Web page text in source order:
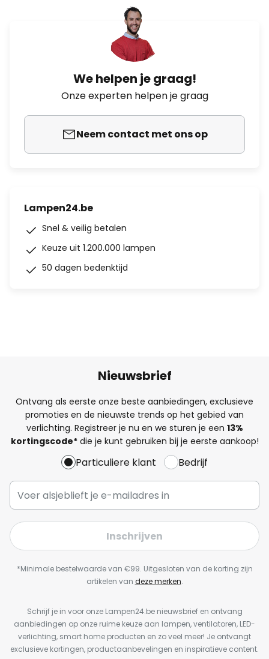
We helpen je graag!
Onze experten helpen je graag
Neem contact met ons op
Lampen24.be
Snel & veilig betalen
Keuze uit 1.200.000 lampen
50 dagen bedenktijd
Nieuwsbrief
Ontvang als eerste onze beste aanbiedingen, exclusieve
promoties en de nieuwste trends op het gebied van
verlichting. Registreer je nu en we sturen je een 13%
kortingscode*die je kunt gebruiken bij je eerste aankoop!
Particuliere klant Bedrijf
Inschrijven
*Minimale bestelwaarde van €99. Uitgesloten van de korting zijn
artikelen van deze merken.
Schrijf je in voor onze Lampen24.be nieuwsbrief en ontvang
aanbiedingen op onze ruime keuze aan lampen, ventilatoren, LED-
verlichting, smart home producten en zo veel meer! Je ontvangt
exclusieve kortingen, productaanbevelingen en inspiratieve content.